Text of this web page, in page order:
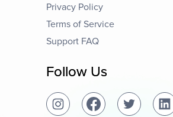
Privacy Policy
Terms of Service
Support FAQ
Follow Us